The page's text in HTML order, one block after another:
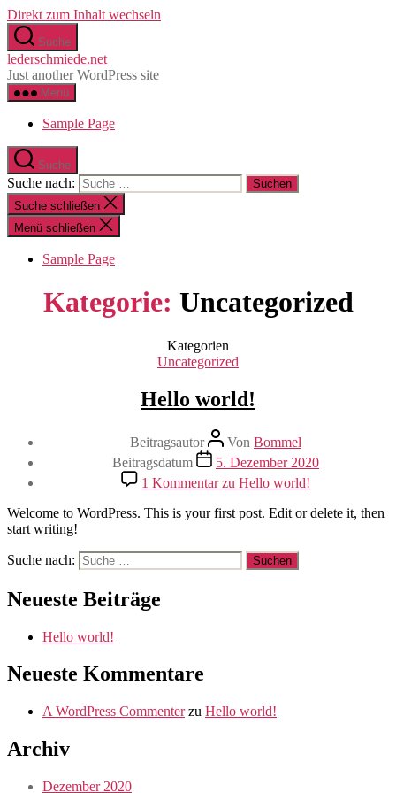
Direkt zum Inhalt wechseln
Suche
lederschmiede.net
Just another WordPress site
Menü
Sample Page
Suche
Suche nach:
Suche schließen
Menü schließen
Sample Page
Kategorie: Uncategorized
Kategorien
Uncategorized
Hello world!
Beitragsautor Von Bommel
Beitragsdatum
5. Dezember 2020
1 Kommentarzu Hello world!
Welcome to WordPress. This is your first post. Edit or delete it, then
start writing!
Suche nach:
Neueste Beiträge
Hello world!
Neueste Kommentare
A WordPress Commenterzu Hello world!
Archiv
Dezember 2020